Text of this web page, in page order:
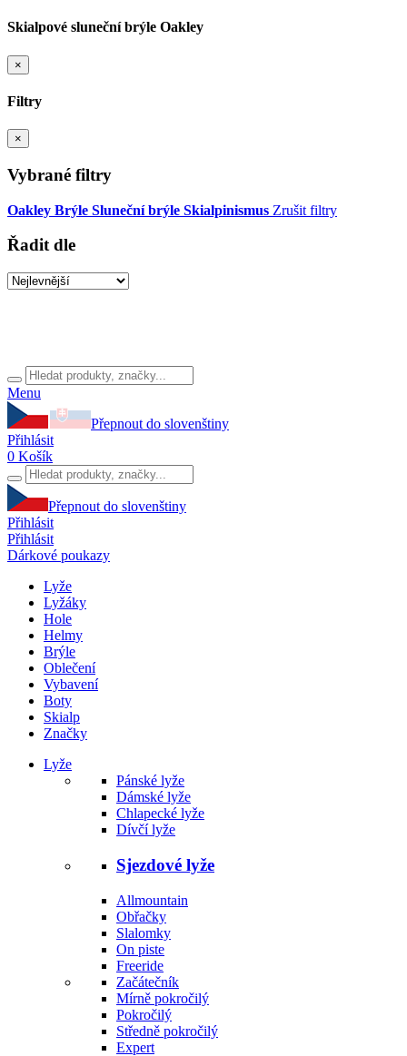
Skialpové sluneční brýle Oakley
×
Filtry
×
Vybrané filtry
Oakley Brýle Sluneční brýle Skialpinismus Zrušit filtry
Řadit dle
Menu
Přepnout do slovenštiny
Přihlásit
0 Košík
Přepnout do slovenštiny
Přihlásit
Přihlásit
Dárkové poukazy
Lyže
Lyžáky
Hole
Helmy
Brýle
Oblečení
Vybavení
Boty
Skialp
Značky
Lyže
Pánské lyže
Dámské lyže
Chlapecké lyže
Dívčí lyže
Sjezdové lyže
Allmountain
Obřačky
Slalomky
On piste
Freeride
Začátečník
Mírně pokročilý
Pokročilý
Středně pokročilý
Expert